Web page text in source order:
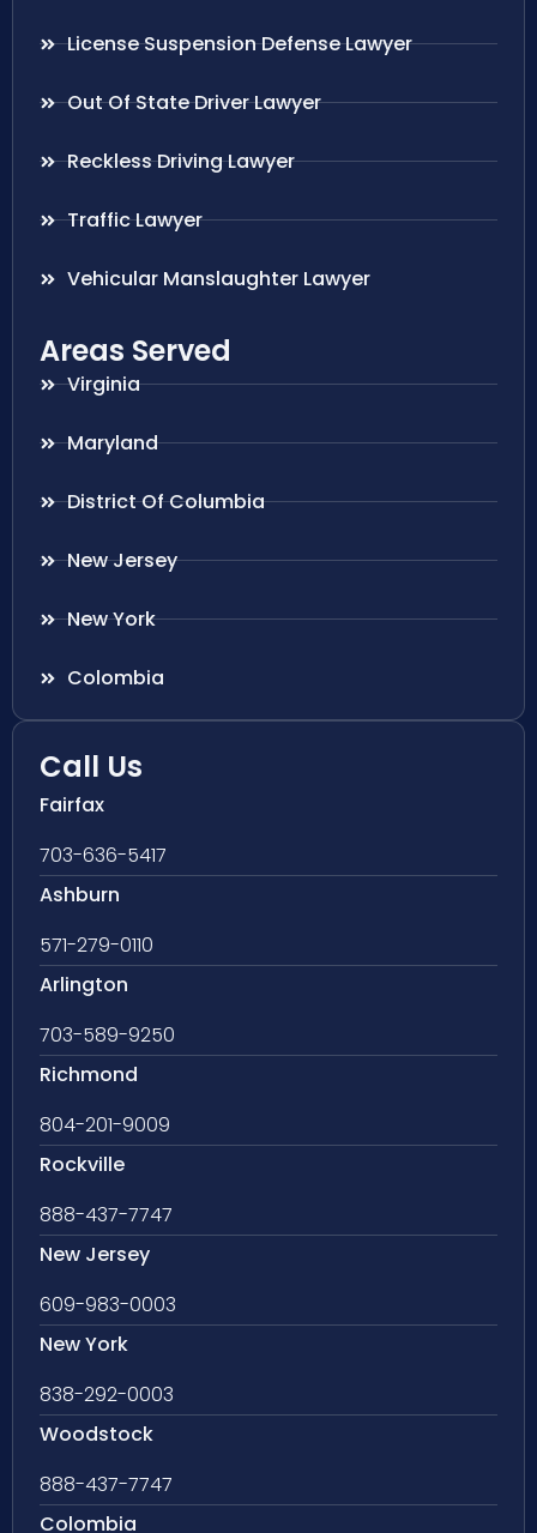
License Suspension Defense Lawyer
Out Of State Driver Lawyer
Reckless Driving Lawyer
Traffic Lawyer
Vehicular Manslaughter Lawyer
Areas Served
Virginia
Maryland
District Of Columbia
New Jersey
New York
Colombia
Call Us
Fairfax
703-636-5417
Ashburn
571-279-0110
Arlington
703-589-9250
Richmond
804-201-9009
Rockville
888-437-7747
New Jersey
609-983-0003
New York
838-292-0003
Woodstock
888-437-7747
Colombia